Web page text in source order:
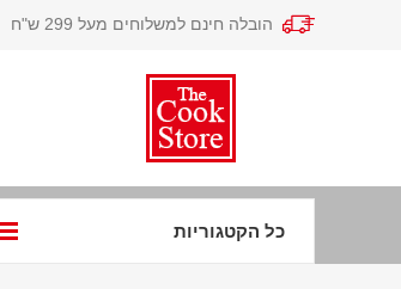
הובלה חינם למשלוחים מעל 299 ש"ח
כל הקטגוריות